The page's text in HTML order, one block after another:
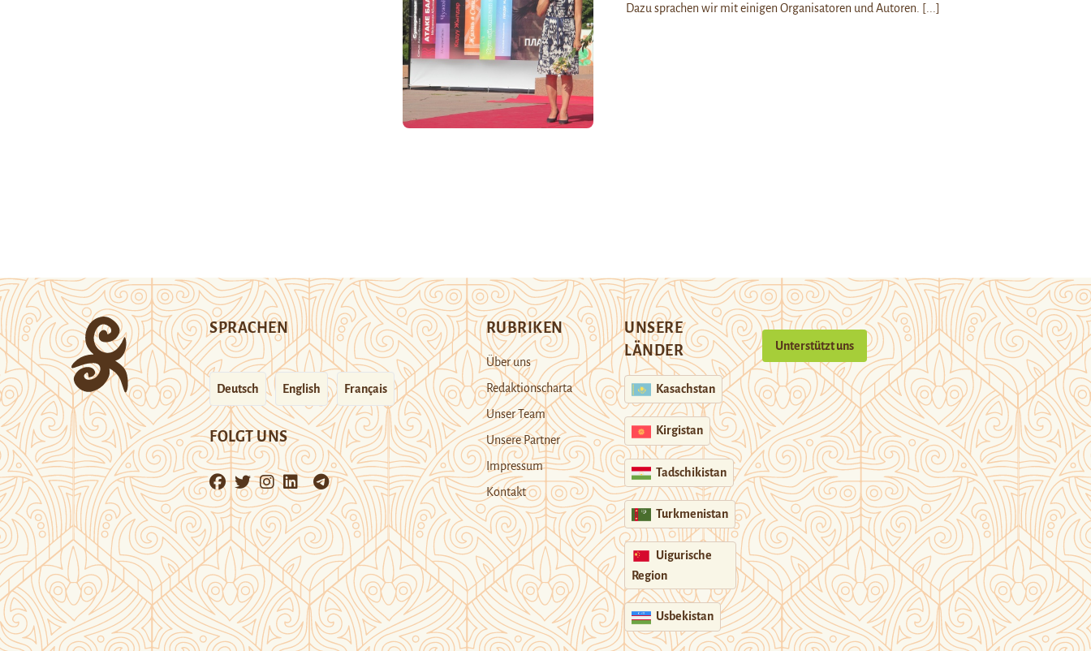
Dazu sprachen wir mit einigen Organisatoren und Autoren.
[...]
SPRACHEN
Deutsch English Français
FOLGT UNS
RUBRIKEN
Über uns
Redaktionscharta
Unser Team
Unsere Partner
Impressum
Kontakt
UNSERE
LÄNDER
Kasachstan
Kirgistan
Tadschikistan
Turkmenistan
Uigurische
Region
Usbekistan
Unterstützt uns